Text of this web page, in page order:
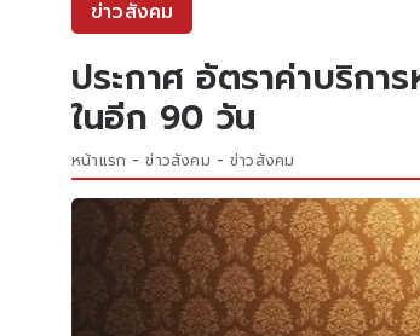
ข่าวสังคม
ประกาศ อัตราค่าบริก
ในอีก 90 วัน
หน้าแรก ข่าวสังคม ข่าวสังคม